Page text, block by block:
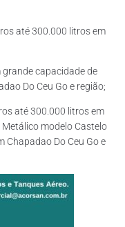
até 300.000 litros em
capacidade de
Do Ceu Go e região;
até 300.000 litros em
Metálico modelo Castelo
Chapadao Do Ceu Go e